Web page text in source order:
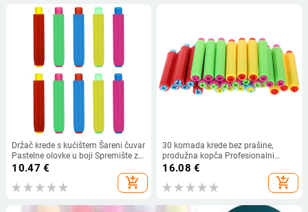
Držač krede s kućištem Šareni čuvar
Pastelne olovke u boji Spremište za
spajalice Vintage ploča
10.47 €
add_shopping_cart
30 komada krede bez prašine,
produžna kopča Profesionalni
držač Pp stezaljka Podesivi držači
16.08 €
add_shopping_cart